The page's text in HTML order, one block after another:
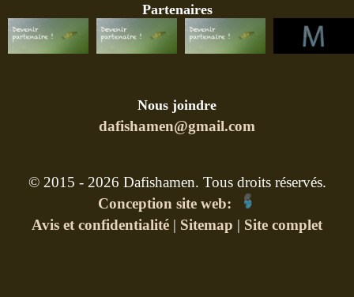
Partenaires
Nous joindre
dafishamen@gmail.com
© 2015 - 2026 Dafishamen. Tous droits réservés.
Conception site web:
Avis et confidentialité | Sitemap | Site complet